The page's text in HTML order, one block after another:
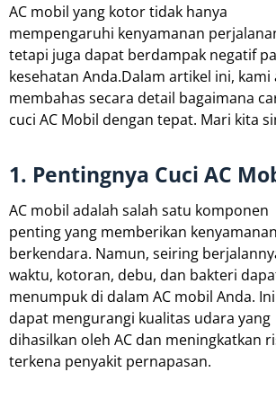
AC mobil yang kotor tidak hanya
mempengaruhi kenyamanan
tetapi juga dapat berdampak negatif
kesehatan Anda.Dalam artikel ini, kami
membahas secara detail bagaimana
cuci AC Mobil dengan tepat. Mari kita
1. Pentingnya Cuci AC
AC mobil adalah salah satu komponen
penting yang memberikan
berkendara. Namun, seiring
waktu, kotoran, debu, dan bakteri
menumpuk di dalam AC mobil Anda. Ini
dapat mengurangi kualitas udara yang
dihasilkan oleh AC dan meningkatkan
terkena penyakit pernapasan.